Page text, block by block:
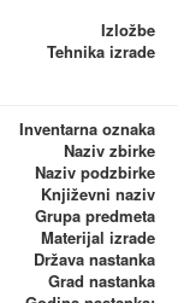
Izložbe
Tehnika izrade
Inventarna oznaka
Naziv zbirke
Naziv podzbirke
Književni naziv
Grupa predmeta
Materijal izrade
Država nastanka
Grad nastanka